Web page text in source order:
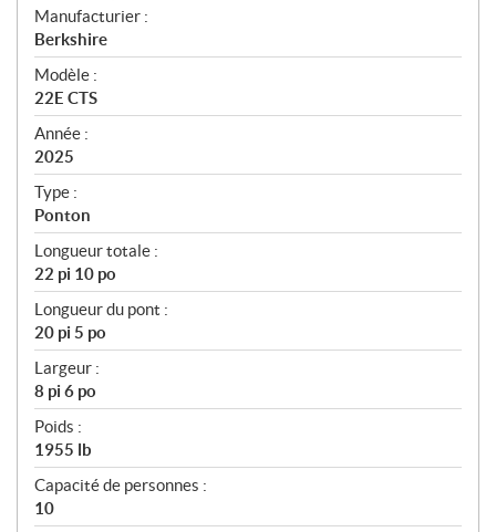
S
p
é
c
i
f
i
c
a
t
i
o
n
s
Manufacturier :
Berkshire
Modèle :
22E CTS
Année :
2025
Type :
Ponton
Longueur totale :
22 pi 10 po
Longueur du pont :
20 pi 5 po
Largeur :
8 pi 6 po
Poids :
1955 lb
Capacité de personnes :
10